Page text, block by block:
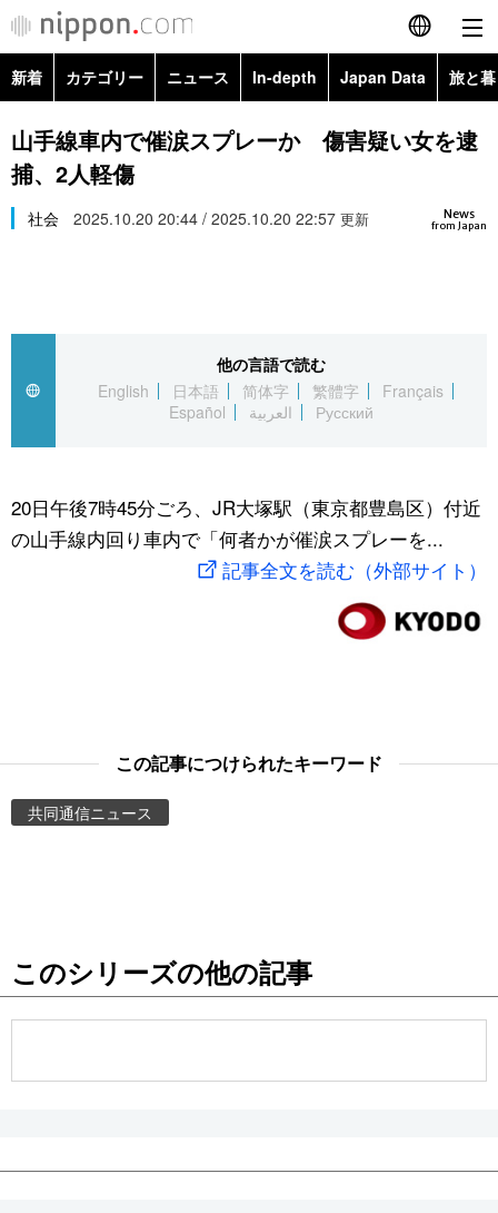
English
简体字
Русский
カテゴリー
経済・ビジネス
国際
文化
トップ
アーカイブ
In-depth
Japan Data
動画/Live
お知らせ
新着 カテゴリー ニュース In-depth Japan Data 旅と
政治・外交
経済・ビジネス
スポーツ・東京2020
Topics
山手線車内で催涙スプレーか 傷害疑い女を逮
捕、2人軽傷
News
from Japan
社会 2025.10.20 20:44 / 2025.10.20 22:57 更新
他の言語で読む
English
日本語 简体字 繁體字
Français
Español
العربية Русский
20日午後7時45分ごろ、JR大塚駅（東京都豊島区）付近
の山手線内回り車内で「何者かが催涙スプレーを...
記事全文を読む（外部サイト）
この記事につけられたキーワード
共同通信ニュース
このシリーズの他の記事